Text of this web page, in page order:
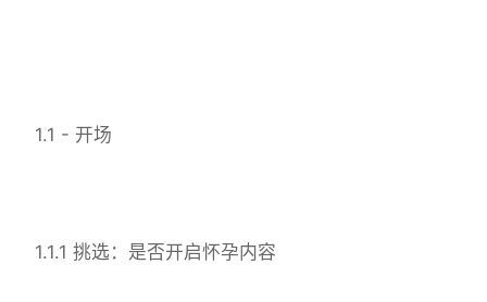
1.1 - 开场
1.1.1 挑选：是否开启怀孕内容